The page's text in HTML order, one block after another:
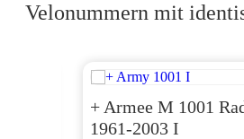
Velonummern mit
+ Armee M 1001
1961-2003 I